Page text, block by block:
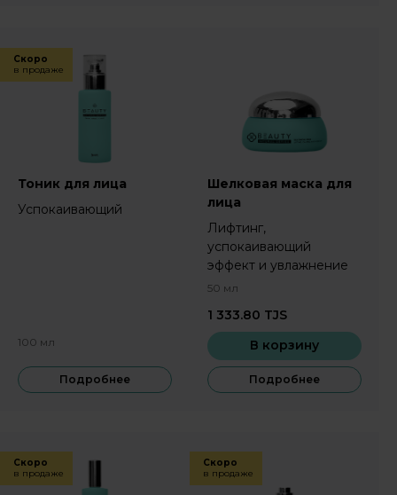
Скоро
в продаже
Тоник для лица
Успокаивающий
100 мл
Подробнее
Шелковая маска для
лица
Лифтинг,
успокаивающий
эффект и увлажнение
50 мл
1 333.80 TJS
В корзину
Подробнее
Скоро
в продаже
Скоро
в продаже